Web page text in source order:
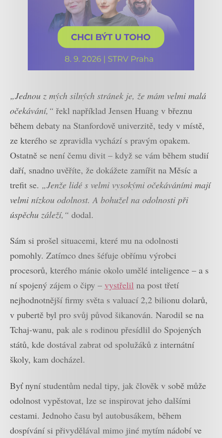
„Jednou z mých silných stránek je, že mám velmi malá
očekávání,“ řekl například Jensen Huang v březnu
během debaty na Stanfordově univerzitě, tedy v místě,
ze kterého se zpravidla vychází s pravým opakem.
Ostatně se není čemu divit – když se vám během studií
daří, snadno uvěříte, že dokážete zamířit na Měsíc a
trefit se. „Jenže lidé s velmi vysokými očekáváními mají
velmi nízkou odolnost. A bohužel na odolnosti při
úspěchu záleží,“ dodal.
Sám si prošel situacemi, které mu na odolnosti
pomohly. Zatímco dnes šéfuje obřímu výrobci
procesorů, kterého mánie okolo umělé inteligence – a s
ní spojený zájem o čipy – vystřelil na post třetí
nejhodnotnější firmy světa s valuací 2,2 bilionu dolarů,
v pubertě byl pro svůj původ šikanován. Narodil se na
Tchaj-wanu, pak ale s rodinou přesídlil do Spojených
států, kde dostával zabrat od spolužáků z internátní
školy, kam docházel.
Byť nyní studentům nedal tipy, jak člověk v sobě může
odolnost vypěstovat, lze se inspirovat jeho dalšími
cestami. Jednoho času byl autobusákem, během
dospívání si přivydělával mimo jiné mytím nádobí ve